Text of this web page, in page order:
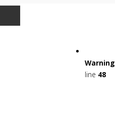
Warning
line 48